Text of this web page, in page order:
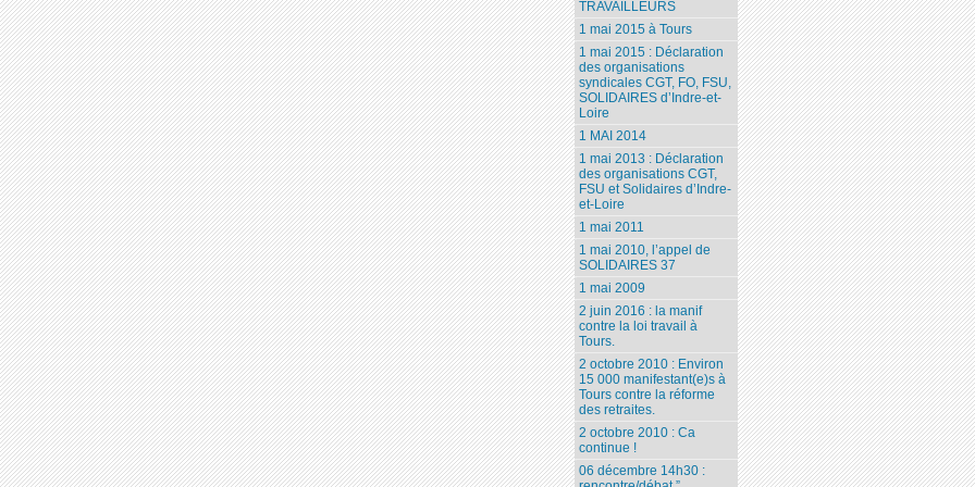
TRAVAILLEURS
1 mai 2015 à Tours
1 mai 2015 : Déclaration
des organisations
syndicales CGT, FO, FSU,
SOLIDAIRES d’Indre-et-
Loire
1 MAI 2014
1 mai 2013 : Déclaration
des organisations CGT,
FSU et Solidaires d’Indre-
et-Loire
1 mai 2011
1 mai 2010, l’appel de
SOLIDAIRES 37
1 mai 2009
2 juin 2016 : la manif
contre la loi travail à
Tours.
2 octobre 2010 : Environ
15 000 manifestant(e)s à
Tours contre la réforme
des retraites.
2 octobre 2010 : Ca
continue !
06 décembre 14h30 :